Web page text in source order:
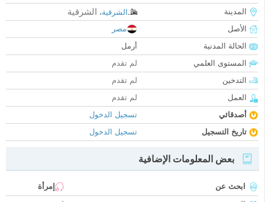
المدينة
الشرقية، الشرقية
الأصل
مصر
الحالة المدنية
أرمل
المستوى العلمي
لم تقدم
التدخين
لم تقدم
العمل
لم تقدم
أصدقائي
تسجيل الدخول
تاريخ التسجيل
تسجيل الدخول
بعض المعلومات الإضافية
ابحث عن
إمرأة